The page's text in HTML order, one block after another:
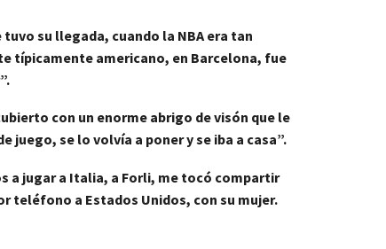
su llegada, cuando la NBA era tan
típicamente americano, en Barcelona, fue
con un enorme abrigo de visón que le
juego, se lo volvía a poner y se iba a casa”.
a jugar a Italia, a Forli, me tocó compartir
teléfono a Estados Unidos, con su mujer.